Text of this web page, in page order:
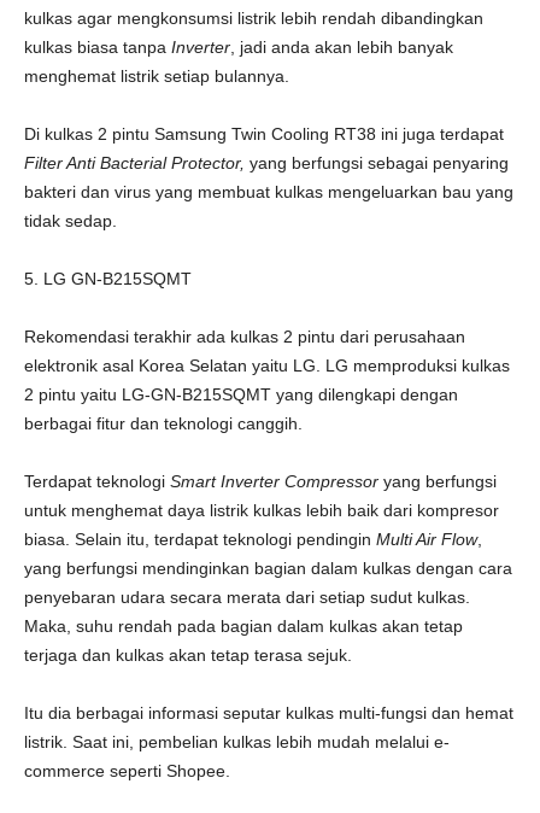
kulkas agar mengkonsumsi listrik lebih rendah dibandingkan
kulkas biasa tanpa Inverter , jadi anda akan lebih banyak
menghemat listrik setiap bulannya.
Di kulkas 2 pintu Samsung Twin Cooling RT38 ini juga terdapat
Filter Anti Bacterial Protector, yang berfungsi sebagai penyaring
bakteri dan virus yang membuat kulkas mengeluarkan bau yang
tidak sedap.
5. LG GN-B215SQMT
Rekomendasi terakhir ada kulkas 2 pintu dari perusahaan
elektronik asal Korea Selatan yaitu LG. LG memproduksi kulkas
2 pintu yaitu LG-GN-B215SQMT yang dilengkapi dengan
berbagai fitur dan teknologi canggih.
Terdapat teknologi Smart Inverter Compressor yang berfungsi
untuk menghemat daya listrik kulkas lebih baik dari kompresor
biasa. Selain itu, terdapat teknologi pendingin Multi Air Flow,
yang berfungsi mendinginkan bagian dalam kulkas dengan cara
penyebaran udara secara merata dari setiap sudut kulkas.
Maka, suhu rendah pada bagian dalam kulkas akan tetap
terjaga dan kulkas akan tetap terasa sejuk.
Itu dia berbagai informasi seputar kulkas multi-fungsi dan hemat
listrik. Saat ini, pembelian kulkas lebih mudah melalui e-
commerce seperti Shopee.